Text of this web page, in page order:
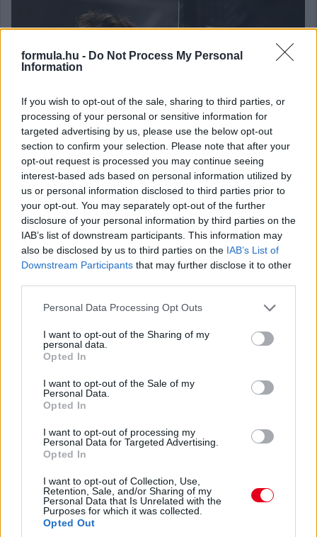
formula.hu - Do Not Process My Personal
Information
If you wish to opt-out of the sale, sharing to third parties, or
processing of your personal or sensitive information for
targeted advertising by us, please use the below opt-out
section to confirm your selection. Please note that after your
opt-out request is processed you may continue seeing
interest-based ads based on personal information utilized by
us or personal information disclosed to third parties prior to
your opt-out. You may separately opt-out of the further
disclosure of your personal information by third parties on the
IAB’s list of downstream participants. This information may
also be disclosed by us to third parties on the IAB’s List of
Downstream Participants that may further disclose it to other
Please note that this website/app uses one or more Google
not limited to your visit or usage behaviour. You may click to
grant or deny consent to Google and its third-party tags to
use your data for below specified purposes in below Google
consent section.
Personal Data Processing Opt Outs
I want to opt-out of the Sharing of my
personal data.
Opted In
I want to opt-out of the Sale of my
Personal Data.
Opted In
I want to opt-out of processing my
Personal Data for Targeted Advertising.
Opted In
I want to opt-out of Collection, Use,
Retention, Sale, and/or Sharing of my
Personal Data that Is Unrelated with the
Purposes for which it was collected.
Opted Out
Balogh Tamás
3 napja
Lassuló fejlesztési ütemre számít a Red Bull
Mivel egy új F1-es szabályrendszer első idényéről van szó,
várható volt, hogy kiélezett lesz a fejlesztési háború a csapatok
között. A szezon első felében láthattunk is több nagy fejlesztési
csomagot az istállók többségénél, ezek pedig rendszerint
jelentik a kivételt). A Red Bullnál is működött például a
Miamiban és a Spielbergben bevetett csomag, ám Laurent
Mekies csapatfőnök szerint az évad hátralévő részében már
lassulni fog a fejlesztési ütemük, részben azért, mert a
költségeket meg kell osztani a 2027-es autó munkálatai között
„Nem tudom, a többiekkel mi a helyzet, de az biztos, hogy egy
ponton döntést kell hoznunk, hogyan egyensúlyozunk az idei és
a jövő év között. Arra számítok, hogy ez hamarabb meg fog
történni, mint tavaly. Szóval főleg a szabályzat fényében